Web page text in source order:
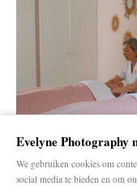
Evelyne Photography
We gebruiken cookies om
social media te bieden en om